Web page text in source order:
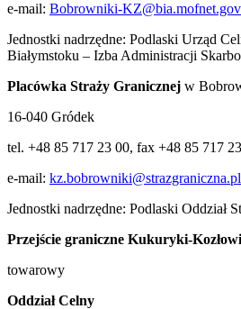
e-mail: Bobrowniki-
Jednostki nadrzędne: Podlaski Urząd
Białymstoku – Izba Administracji
Placówka Straży Granicznej w
16-040 Gródek
tel. +48 85 717 23 00, fax +48 85 717
e-mail: kz.bobrowniki@strazgraniczna.pl
Jednostki nadrzędne: Podlaski Oddział
Przejście graniczne Kukuryki-
towarowy
Oddział Celny